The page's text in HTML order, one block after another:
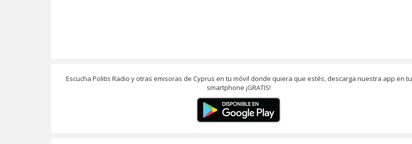
Escucha Politis Radio y otras emisoras de Cyprus en tu móvil donde quiera que estés, descarga nuestra app en tu
smartphone ¡GRATIS!